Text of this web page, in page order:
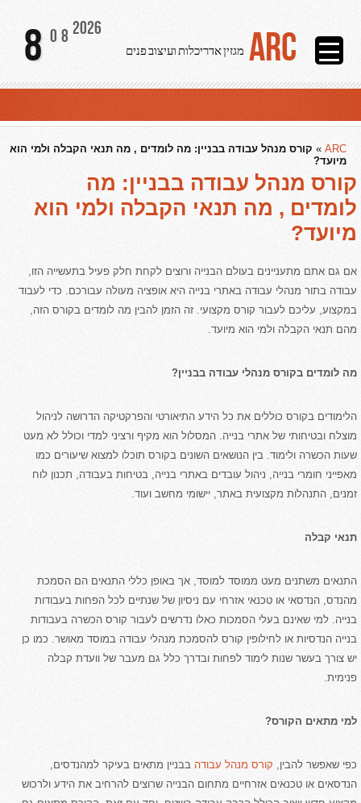
8 082026 ARC מגזין אדריכלות ועיצוב פנים
ARC
» קורס מנהל עבודה בבניין: מה לומדים , מה תנאי הקבלה ולמי הוא
מיועד?
קורס מנהל עבודה בבניין: מה
לומדים , מה תנאי הקבלה ולמי הוא
מיועד?
אם גם אתם מתעניינים בעולם הבנייה ורוצים לקחת חלק פעיל בתעשייה הזו,
עבודה בתור מנהלי עבודה באתרי בנייה היא אופציה מעולה עבורכם. כדי לעבוד
במקצוע, עליכם לעבור קורס מקצועי. זה הזמן להבין מה לומדים בקורס הזה,
מהם תנאי הקבלה ולמי הוא מיועד.
מה לומדים בקורס מנהלי עבודה בבניין?
הלימודים בקורס כוללים את כל הידע התיאורטי והפרקטיקה הדרושה לניהול
מוצלח ובטיחותי של אתרי בנייה. המסלול הוא מקיף ורציני למדי וכולל לא מעט
שעות הכשרה ולימוד. בין הנושאים השונים בקורס תוכלו למצוא שיעורים כמו
מאפייני חומרי בנייה, ניהול עובדים באתרי בנייה, בטיחות בעבודה, תכנון לוח
זמנים, התנהלות מקצועית באתר, יישומי מחשב ועוד.
תנאי קבלה
התנאים משתנים מעט ממוסד למוסד, אך באופן כללי התנאים הם הסמכת
מהנדס, הנדסאי או טכנאי אזרחי עם ניסיון של שנתיים לכל הפחות בעבודות
בנייה. למי שאינם בעלי הסמכות כאלו נדרשים לעבור קורס הכשרה בעבודות
בנייה הנדסיות או לחילופין קורס להסמכת מנהלי עבודה במוסד מאושר. כמו כן
יש צורך בעשר שנות לימוד לפחות ובדרך כלל גם מעבר של וועדת קבלה
פנימית.
למי מתאים הקורס?
כפי שאפשר להבין, קורס מנהל עבודה בבניין מתאים בעיקר למהנדסים,
הנדסאים או טכנאים אזרחיים מתחום הבנייה שרוצים להרחיב את הידע ולרכוש